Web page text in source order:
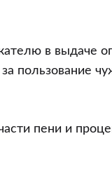
в выдаче
пользование
пени и